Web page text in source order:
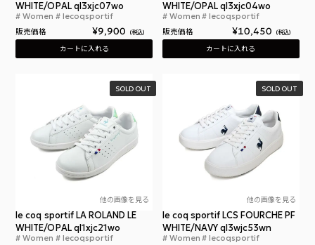
ルコックスポルティフ ラ セーヴル PF レディー
WHITE/OPAL ql3xjc07wo
Women lecoqsportif
販売価格 ¥9,900 税込
カートに入れる
WHITE/OPAL ql3xjc04wo
Women lecoqsportif
販売価格 ¥10,450 税込
カートに入れる
他の画像を見る
ルコックスポルティフ ラ ローラン LE レディース
le coq sportif LA ROLAND LE
WHITE/OPAL ql1xjc21wo
Women lecoqsportif
SOLD OUT
他の画像を見る
le coq sportif LCS FOURCHE PF
WHITE/NAVY ql3wjc53wn
Women lecoqsportif
SOLD OUT